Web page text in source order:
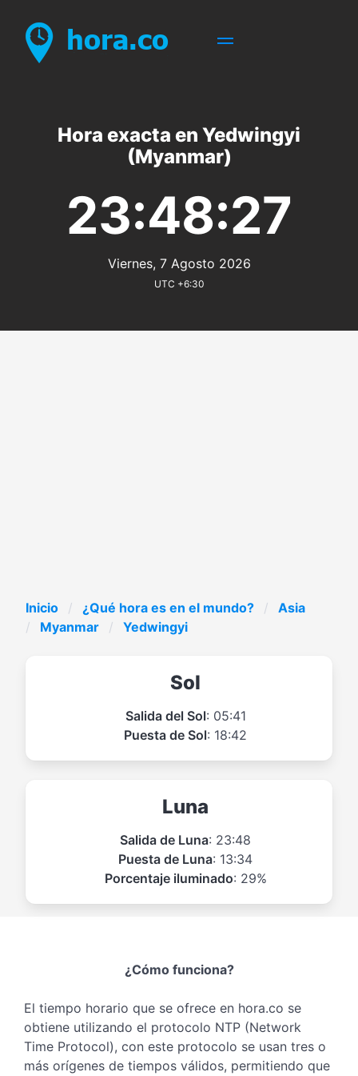
Hora exacta en Yedwingyi
(Myanmar)
23:48:27
Viernes, 7 Agosto 2026
UTC +6:30
Inicio ¿Qué hora es en el mundo?
Asia
Myanmar
Yedwingyi
Sol
Salida del Sol: 05:41
Puesta de Sol: 18:42
Luna
Salida de Luna: 23:48
Puesta de Luna: 13:34
Porcentaje iluminado: 29%
¿Cómo funciona?
El tiempo horario que se ofrece en hora.co se
obtiene utilizando el protocolo NTP (Network
Time Protocol), con este protocolo se usan tres o
más orígenes de tiempos válidos, permitiendo que